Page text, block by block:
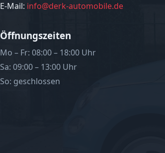
E-Mail: info@derk-automobile.de
Öffnungszeiten
Mo – Fr: 08:00 – 18:00 Uhr
Sa: 09:00 – 13:00 Uhr
So: geschlossen